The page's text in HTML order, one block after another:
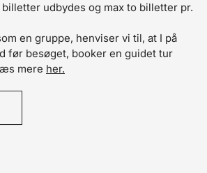
udbydes og max to billetter pr.
en gruppe, henviser vi til, at I på
før besøget, booker en guidet tur
mere her.